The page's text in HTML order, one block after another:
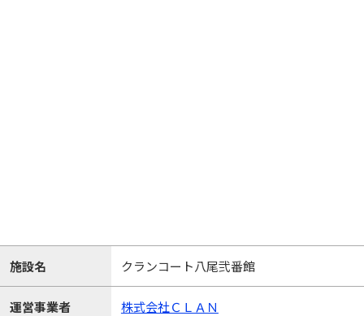
施設名 クランコート八尾弐番館
運営事業者 株式会社ＣＬＡＮ